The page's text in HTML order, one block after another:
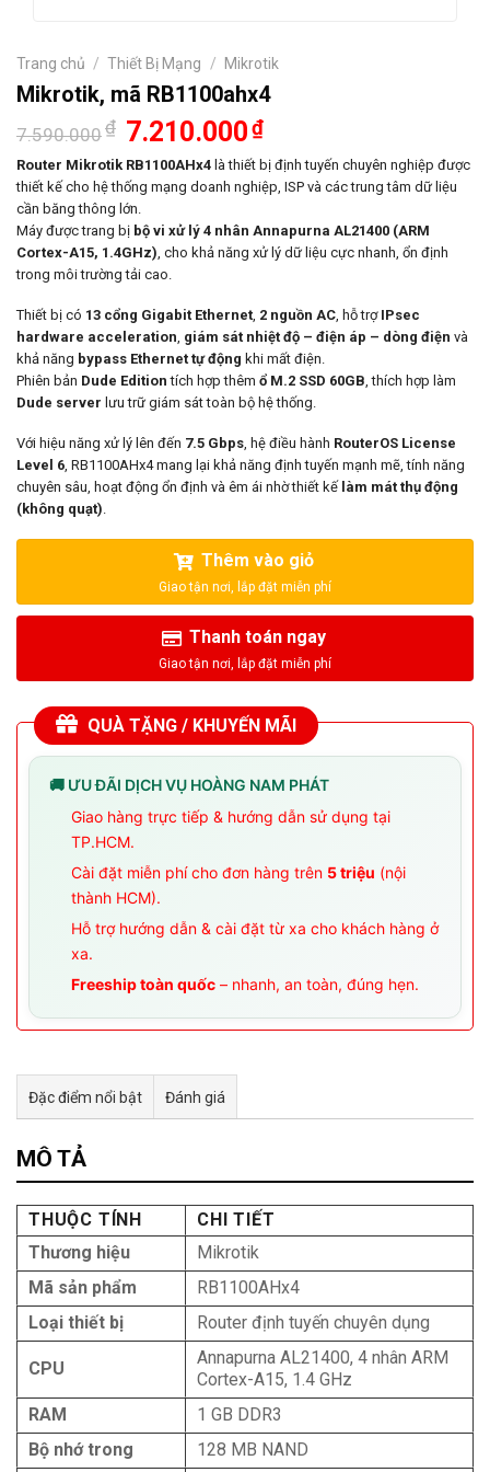
Trang chủ / Thiết Bị Mạng / Mikrotik
Mikrotik, mã RB1100ahx4
7.590.000₫ Giá
gốc
là:
7.590.000₫.
7.210.000₫Giá
tại
là:
7.210.000₫.
Router Mikrotik RB1100AHx4 là thiết bị định tuyến chuyên nghiệp được
thiết kế cho hệ thống mạng doanh nghiệp, ISP và các trung tâm dữ liệu
cần băng thông lớn.
Máy được trang bị bộ vi xử lý 4 nhân Annapurna AL21400 (ARM
Cortex-A15, 1.4GHz), cho khả năng xử lý dữ liệu cực nhanh, ổn định
trong môi trường tải cao.
Thiết bị có 13 cổng Gigabit Ethernet, 2 nguồn AC, hỗ trợ IPsec
hardware acceleration, giám sát nhiệt độ – điện áp – dòng điện và
khả năng bypass Ethernet tự động khi mất điện.
Phiên bản Dude Edition tích hợp thêm ổ M.2 SSD 60GB, thích hợp làm
Dude server lưu trữ giám sát toàn bộ hệ thống.
Với hiệu năng xử lý lên đến 7.5 Gbps, hệ điều hành RouterOS License
Level 6, RB1100AHx4 mang lại khả năng định tuyến mạnh mẽ, tính năng
chuyên sâu, hoạt động ổn định và êm ái nhờ thiết kế làm mát thụ động
(không quạt).
Thêm vào giỏ
Thanh toán ngay
QUÀ TẶNG / KHUYẾN MÃI
🚚 ƯU ĐÃI DỊCH VỤ HOÀNG NAM PHÁT
Giao hàng trực tiếp & hướng dẫn sử dụng tại
TP.HCM.
Cài đặt miễn phí cho đơn hàng trên 5 triệu (nội
thành HCM).
Hỗ trợ hướng dẫn & cài đặt từ xa cho khách hàng ở
xa.
Freeship toàn quốc – nhanh, an toàn, đúng hẹn.
Đặc điểm nổi bật Đánh giá
Tư vấn & bán hàng qua Facebook
MÔ TẢ
THUỘC TÍNH
CHI TIẾT
Thương hiệu
Mikrotik
Mã sản phẩm
RB1100AHx4
Loại thiết bị
Router định tuyến chuyên dụng
CPU
Annapurna AL21400, 4 nhân ARM
Cortex-A15, 1.4 GHz
RAM
1 GB DDR3
Bộ nhớ trong
128 MB NAND